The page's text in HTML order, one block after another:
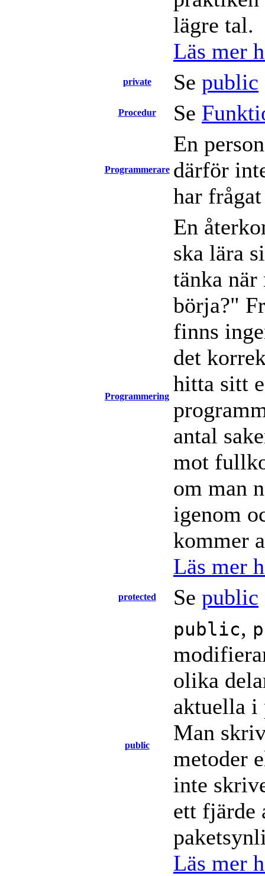
lägre tal.
Läs mer
private Se public
Procedur Se
Programmerare
En
därför
har
Programmering
En
ska lära
tänka när
börja?"
finns
det
hitta sitt
antal
mot
om man
igenom
kommer
Läs mer
protected Se public
public
public,
olika
aktuella i
Man
metoder
inte
ett fjärde
Läs mer